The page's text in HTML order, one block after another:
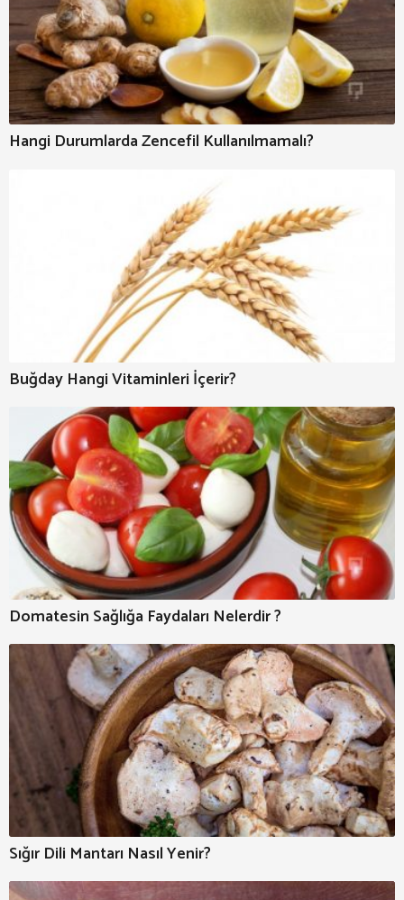
Hangi Durumlarda Zencefil Kullanılmamalı?
Buğday Hangi Vitaminleri İçerir?
Domatesin Sağlığa Faydaları Nelerdir ?
Sığır Dili Mantarı Nasıl Yenir?